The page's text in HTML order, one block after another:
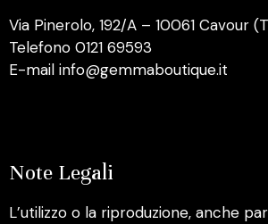
Via Pinerolo, 192/A – 10061 Cavour
Telefono 0121 69593
E-mail info@gemmaboutique.it
Note Legali
L’utilizzo o la riproduzione, anche